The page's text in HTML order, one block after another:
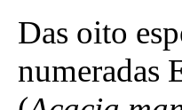
Das oito
numeradas